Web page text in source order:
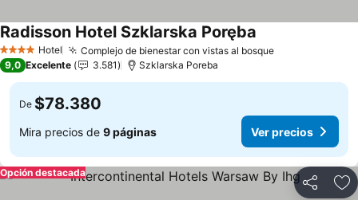
4 EstrellasHotel Complejo de bienestar con vistas al bosqueVer precios
Radisson Hotel Szklarska Poręba
9,0 Excelente 3.581 Szklarska Poreba
De $78.380
Mira precios de 9 páginas Ver precios
Compartir
Opción destacada